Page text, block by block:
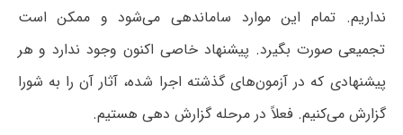
نداریم. تمام این موارد ساماندهی می‌شود و ممکن است
تجمیعی صورت بگیرد. پیشنهاد خاصی اکنون وجود ندارد و هر
پیشنهادی که در آزمون‌های گذشته اجرا شده، آثار آن را به شورا
گزارش می‌کنیم. فعلاً در مرحله گزارش دهی هستیم.